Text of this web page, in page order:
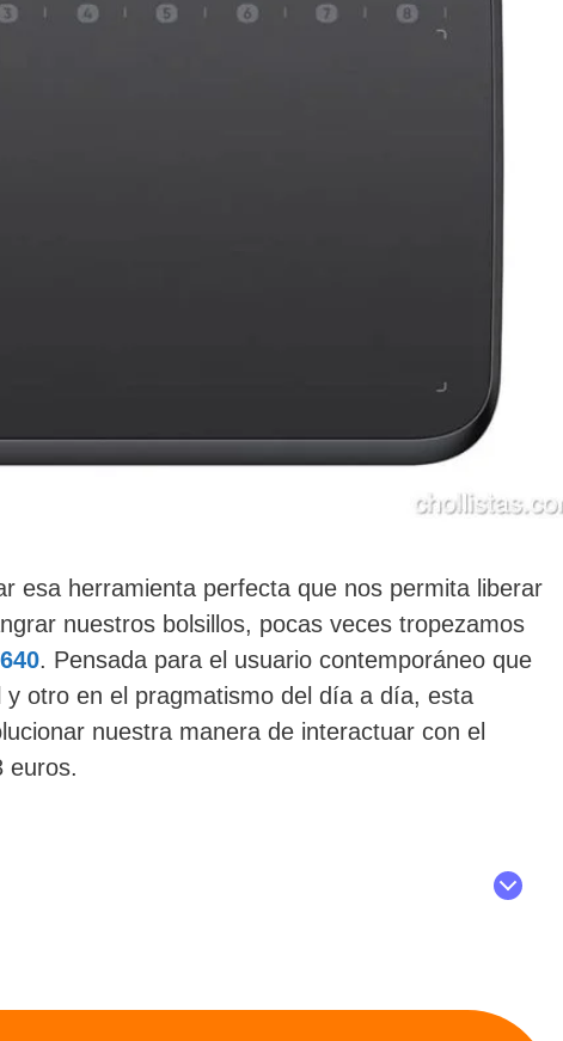
esa herramienta perfecta que nos permita liberar
nuestros bolsillos, pocas veces tropezamos
. Pensada para el usuario contemporáneo que
otro en el pragmatismo del día a día, esta
nuestra manera de interactuar con el
euros.